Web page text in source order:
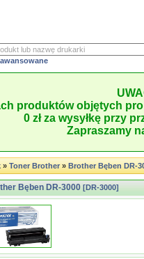
produktów objętych
0 zł za wysyłkę przy
Zapraszamy
»Toner Brother»Brother Bęben DR-
Bęben DR-3000 [DR-3000]